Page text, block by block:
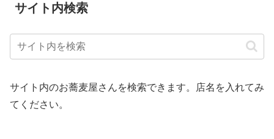
サイト内検索
サイト内のお蕎麦屋さんを検索できます。店名を入れてみ
てください。